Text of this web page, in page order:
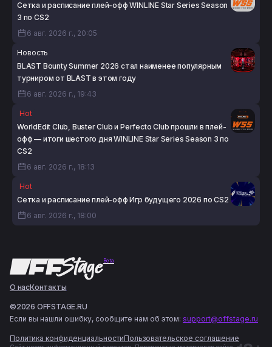
Сетка и расписание плей-офф WINLINE Star Series Season
3 по CS2
6 авг. 2026 г., 20:05
Новость
BLAST Bounty Summer 2026 стал наименее популярным
турниром от BLAST в этом году
6 авг. 2026 г., 19:43
Hot
WorldEdit Club, Buster Club и Perfecto Club прошли в плей-
офф — итоги шестого дня WINLINE Star Series Season 3 по
CS2
6 авг. 2026 г., 18:13
Hot
Сетка и расписание плей-офф Игр будущего 2026 по CS2
6 авг. 2026 г., 18:00
Beta
О насКонтакты
©2026 OFFSTAGE.RU
Если вы нашли ошибку, сообщите нам об этом: support@offstage.ru
Политика конфиденциальностиПользовательское соглашение